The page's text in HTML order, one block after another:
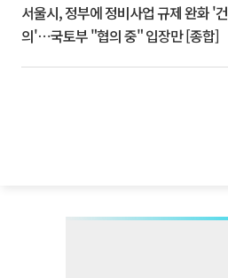
서울시, 정부에 정비사업 규제 완화 '건
의'⋯국토부 "협의 중" 입장만 [종합]